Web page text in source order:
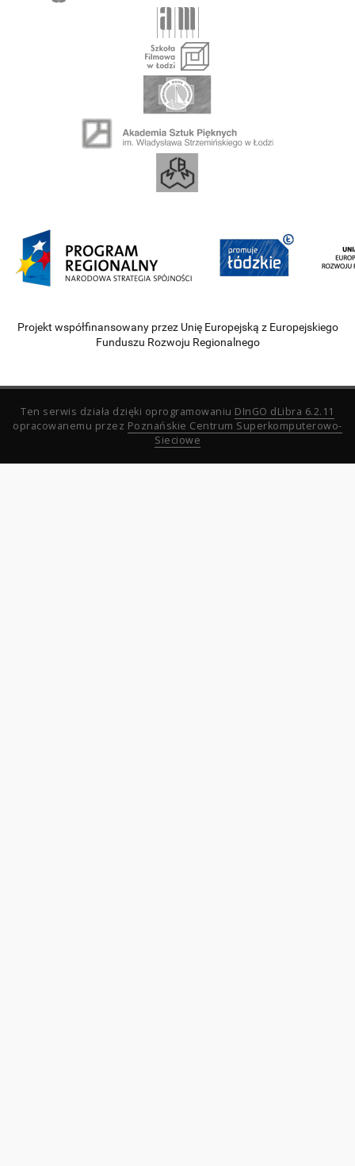
Projekt współfinansowany przez Unię Europejską z Europejskiego
Funduszu Rozwoju Regionalnego
Ten serwis działa dzięki oprogramowaniu DInGO dLibra 6.2.11
opracowanemu przez Poznańskie Centrum Superkomputerowo-
Sieciowe